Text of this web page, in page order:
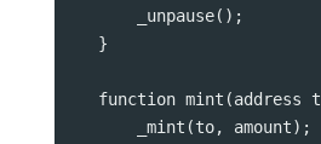
        _unpause();
    }
function mint(address
        _mint(to, amount);